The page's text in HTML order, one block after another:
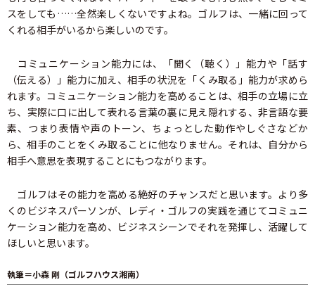
スをしても……全然楽しくないですよね。ゴルフは、一緒に回って
くれる相手がいるから楽しいのです。
コミュニケーション能力には、「聞く（聴く）」能力や「話す
（伝える）」能力に加え、相手の状況を「くみ取る」能力が求めら
れます。コミュニケーション能力を高めることは、相手の立場に立
ち、実際に口に出して表れる言葉の裏に見え隠れする、非言語な要
素、つまり表情や声のトーン、ちょっとした動作やしぐさなどか
ら、相手のことをくみ取ることに他なりません。それは、自分から
相手へ意思を表現することにもつながります。
ゴルフはその能力を高める絶好のチャンスだと思います。より多
くのビジネスパーソンが、レディ・ゴルフの実践を通じてコミュニ
ケーション能力を高め、ビジネスシーンでそれを発揮し、活躍して
ほしいと思います。
執筆＝小森 剛（ゴルフハウス湘南）